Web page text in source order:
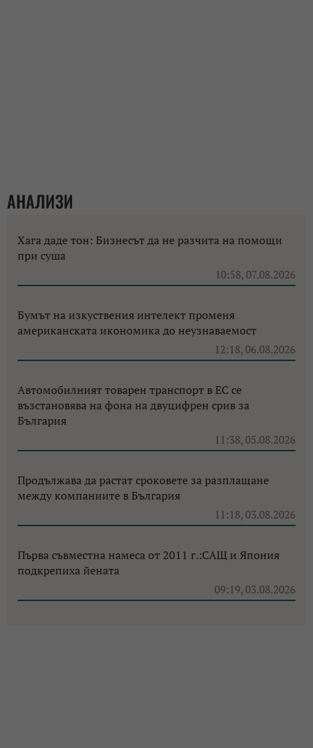
АНАЛИЗИ
Хага даде тон: Бизнесът да не разчита на помощи
при суша
10:58, 07.08.2026
Бумът на изкуствения интелект променя
американската икономика до неузнаваемост
12:18, 06.08.2026
Автомобилният товарен транспорт в ЕС се
възстановява на фона на двуцифрен срив за
България
11:38, 05.08.2026
Продължава да растат сроковете за разплащане
между компаниите в България
11:18, 03.08.2026
Първа съвместна намеса от 2011 г.:САЩ и Япония
подкрепиха йената
09:19, 03.08.2026